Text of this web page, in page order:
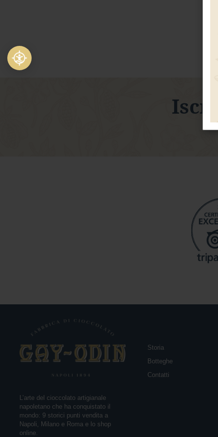
L’arte del cioccolato artigianale
napoletano che ha conquistato il
mondo: 9 storici punti vendita a
Napoli, Milano e Roma e lo shop
online.
Storia
Botteghe
Contatti